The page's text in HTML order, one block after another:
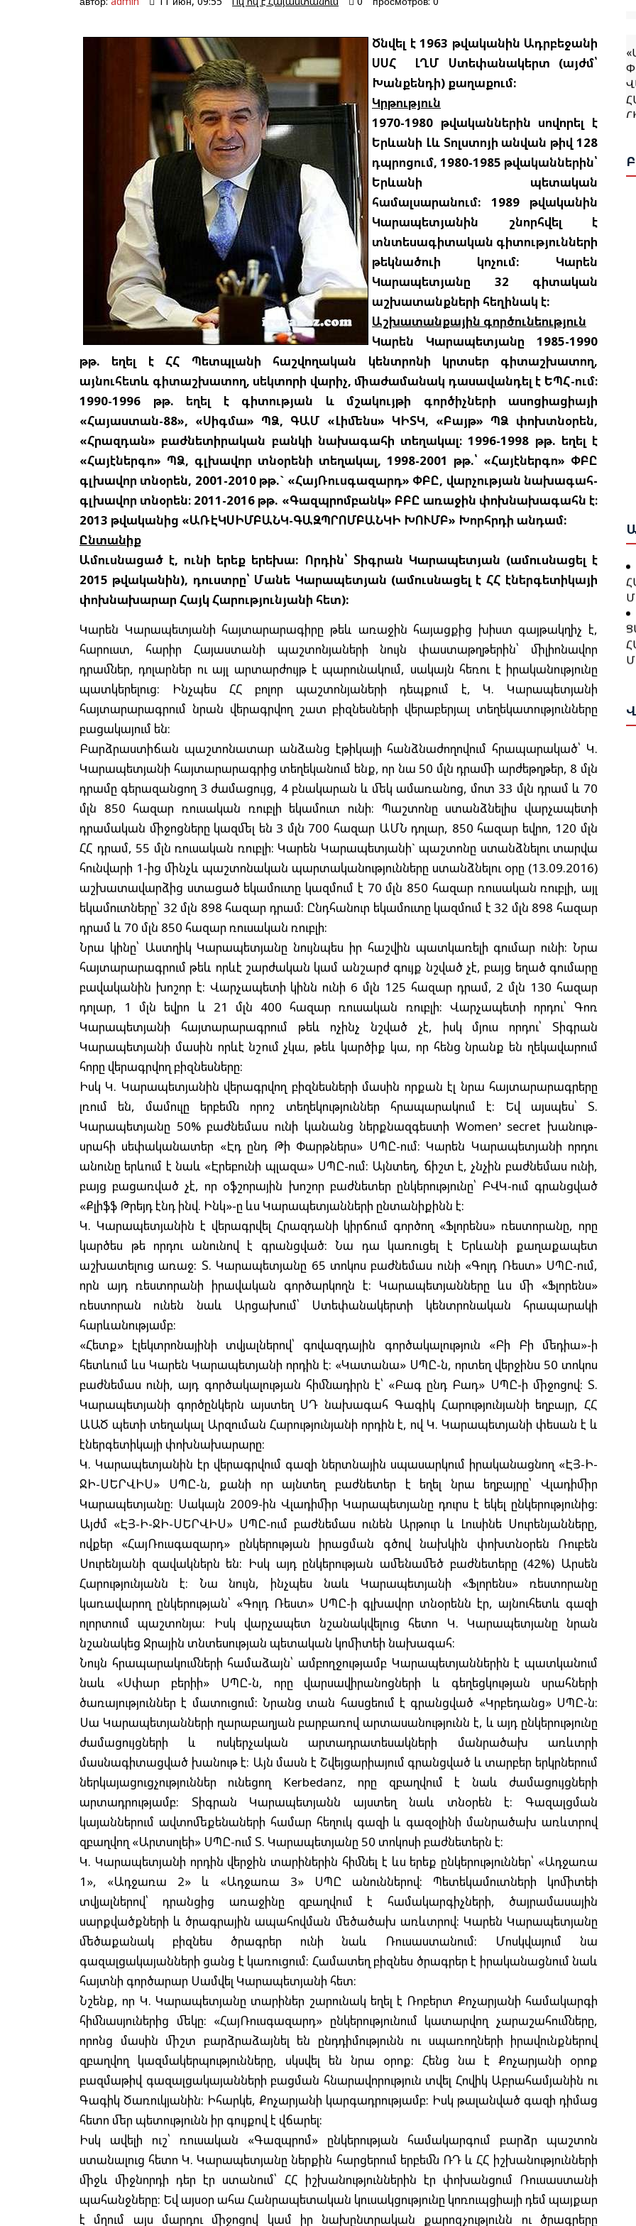
Ծնվել է 1963 թվականին Ադրբեջանի
ՍՍՀ ԼՂՄ Ստեփանակերտ (այժմ՝
Խանքենդի) քաղաքում:
Կրթություն
1970-1980 թվականներին սովորել է
Երևանի Լև Տոլստոյի անվան թիվ 128
դպրոցում, 1980-1985 թվականներին՝
Երևանի պետական
համալսարանում: 1989 թվականին
Կարապետյանին շնորհվել է
տնտեսագիտական գիտությունների
թեկնածուի կոչում: Կարեն
Կարապետյանը 32 գիտական
աշխատանքների հեղինակ է:
Աշխատանքային գործունեություն
Կարեն Կարապետյանը 1985-1990
թթ. եղել է ՀՀ Պետպլանի հաշվողական կենտրոնի կրտսեր գիտաշխատող,
այնուհետև գիտաշխատող, սեկտորի վարիչ, միաժամանակ դասավանդել է ԵՊՀ-ում։
1990-1996 թթ. եղել է գիտության և մշակույթի գործիչների ասոցիացիայի
«Հայաստան-88», «Սիգմա» ՊՁ, ԳԱՄ «Լիմենս» ԿԻՏԿ, «Բայթ» ՊՁ փոխտնօրեն,
«Հրազդան» բաժնետիրական բանկի նախագահի տեղակալ։ 1996-1998 թթ. եղել է
«Հայէներգո» ՊՁ, գլխավոր տնօրենի տեղակալ, 1998-2001 թթ.՝ «Հայէներգո» ՓԲԸ
գլխավոր տնօրեն, 2001-2010 թթ.` «ՀայՌուսգազարդ» ՓԲԸ, վարչության նախագահ-
գլխավոր տնօրեն։ 2011-2016 թթ. «Գազպրոմբանկ» ԲԲԸ առաջին փոխնախագահն է։
2013 թվականից «ԱՌԷԿՍԻՄԲԱՆԿ-ԳԱԶՊՐՈՄԲԱՆԿԻ ԽՈՒՄԲ» Խորհրդի անդամ:
Ընտանիք
Ամուսնացած է, ունի երեք երեխա: Որդին՝ Տիգրան Կարապետյան (ամուսնացել է
2015 թվականին), դուստրը՝ Մանե Կարապետյան (ամուսնացել է ՀՀ էներգետիկայի
փոխնախարար Հայկ Հարությունյանի հետ):
Կարեն Կարապետյանի հայտարարագիրը թեև առաջին հայացքից խիստ գայթակղիչ է,
հարուստ, հարիր Հայաստանի պաշտոնյաների նույն փաստաթղթերին՝ միլիոնավոր
դրամներ, դոլարներ ու այլ արտարժույթ է պարունակում, սակայն հեռու է իրականությունը
պատկերելուց: Ինչպես ՀՀ բոլոր պաշտոնյաների դեպքում է, Կ. Կարապետյանի
հայտարարագրում նրան վերագրվող շատ բիզնեսների վերաբերյալ տեղեկատությունները
բացակայում են:
Բարձրաստիճան պաշտոնատար անձանց էթիկայի հանձնաժողովում հրապարակած՝ Կ.
Կարապետյանի հայտարարագրից տեղեկանում ենք, որ նա 50 մլն դրամի արժեթղթեր, 8 մլն
դրամը գերազանցող 3 ժամացույց, 4 բնակարան և մեկ ամառանոց, մոտ 33 մլն դրամ և 70
մլն 850 հազար ռուսական ռուբլի եկամուտ ունի։ Պաշտոնը ստանձնելիս վարչապետի
դրամական միջոցները կազմել են 3 մլն 700 հազար ԱՄՆ դոլար, 850 հազար եվրո, 120 մլն
ՀՀ դրամ, 55 մլն ռուսական ռուբլի: Կարեն Կարապետյանի` պաշտոնը ստանձնելու տարվա
հունվարի 1-ից մինչև պաշտոնական պարտականությունները ստանձնելու օրը (13.09.2016)
աշխատավարձից ստացած եկամուտը կազմում է 70 մլն 850 հազար ռուսական ռուբլի, այլ
եկամուտները՝ 32 մլն 898 հազար դրամ: Ընդհանուր եկամուտը կազմում է 32 մլն 898 հազար
դրամ և 70 մլն 850 հազար ռուսական ռուբլի:
Նրա կինը՝ Աստղիկ Կարապետյանը նույնպես իր հաշվին պատկառելի գումար ունի: Նրա
հայտարարագրում թեև որևէ շարժական կամ անշարժ գույք նշված չէ, բայց եղած գումարը
բավականին խոշոր է: Վարչապետի կինն ունի 6 մլն 125 հազար դրամ, 2 մլն 130 հազար
դոլար, 1 մլն եվրո և 21 մլն 400 հազար ռուսական ռուբլի: Վարչապետի որդու՝ Գոռ
Կարապետյանի հայտարարագրում թեև ոչինչ նշված չէ, իսկ մյուս որդու՝ Տիգրան
Կարապետյանի մասին որևէ նշում չկա, թեև կարծիք կա, որ հենց նրանք են ղեկավարում
հորը վերագրվող բիզնեսները:
Իսկ Կ. Կարապետյանին վերագրվող բիզնեսների մասին որքան էլ նրա հայտարարագրերը
լռում են, մամուլը երբեմն որոշ տեղեկություններ հրապարակում է: Եվ այսպես՝ Տ.
Կարապետյանը 50% բաժնեմաս ունի կանանց ներքնազգեստի Women’ secret խանութ-
սրահի սեփականատեր «Էդ ընդ Թի Փարթներս» ՍՊԸ-ում: Կարեն Կարապետյանի որդու
անունը երևում է նաև «Էրեբունի պլազա» ՍՊԸ-ում: Այնտեղ, ճիշտ է, չնչին բաժնեմաս ունի,
բայց բացառված չէ, որ օֆշորային խոշոր բաժնետեր ընկերությունը՝ ԲՎԿ-ում գրանցված
«Քլիֆֆ Թրեյդ էնդ ինվ. Ինկ»-ը ևս Կարապետյանների ընտանիքինն է:
Կ. Կարապետյանին է վերագրվել Հրազդանի կիրճում գործող «Ֆլորենս» ռեստորանը, որը
կարծես թե որդու անունով է գրանցված: Նա դա կառուցել է Երևանի քաղաքապետ
աշխատելուց առաջ: Տ. Կարապետյանը 65 տոկոս բաժնեմաս ունի «Գոլդ Ռեստ» ՍՊԸ-ում,
որն այդ ռեստորանի իրավական գործարկողն է: Կարապետյանները ևս մի «Ֆլորենս»
ռեստորան ունեն նաև Արցախում՝ Ստեփանակերտի կենտրոնական հրապարակի
հարևանությամբ:
«Հետք» էլեկտրոնայինի տվյալներով՝ գովազդային գործակալություն «Բի Բի մեդիա»-ի
հետևում ևս Կարեն Կարապետյանի որդին է: «Կատանա» ՍՊԸ-ն, որտեղ վերջինս 50 տոկոս
բաժնեմաս ունի, այդ գործակալության հիմնադիրն է՝ «Բագ ընդ Բադ» ՍՊԸ-ի միջոցով: Տ.
Կարապետյանի գործընկերն այստեղ ՍԴ նախագահ Գագիկ Հարությունյանի եղբայր, ՀՀ
ԱԱԾ պետի տեղակալ Արզուման Հարությունյանի որդին է, ով Կ. Կարապետյանի փեսան է և
էներգետիկայի փոխնախարարը:
Կ. Կարապետյանին էր վերագրվում գազի ներտնային սպասարկում իրականացնող «ԷՅ-Ի-
ՋԻ-ՍԵՐՎԻՍ» ՍՊԸ-ն, քանի որ այնտեղ բաժնետեր է եղել նրա եղբայրը՝ Վլադիմիր
Կարապետյանը: Սակայն 2009-ին Վլադիմիր Կարապետյանը դուրս է եկել ընկերությունից:
Այժմ «ԷՅ-Ի-ՋԻ-ՍԵՐՎԻՍ» ՍՊԸ-ում բաժնեմաս ունեն Արթուր և Լուսինե Սուրենյանները,
ովքեր «ՀայՌուսգազարդ» ընկերության իրացման գծով նախկին փոխտնօրեն Ռուբեն
Սուրենյանի զավակներն են: Իսկ այդ ընկերության ամենամեծ բաժնետերը (42%) Արսեն
Հարությունյանն է: Նա նույն, ինչպես նաև Կարապետյանի «Ֆլորենս» ռեստորանը
կառավարող ընկերության՝ «Գոլդ Ռեստ» ՍՊԸ-ի գլխավոր տնօրենն էր, այնուհետև գազի
ոլորտում պաշտոնյա: Իսկ վարչապետ նշանակվելուց հետո Կ. Կարապետյանը նրան
նշանակեց Ջրային տնտեսության պետական կոմիտեի նախագահ:
Նույն հրապարակումների համաձայն՝ ամբողջությամբ Կարապետյաններին է պատկանում
նաև «Սփար բերիի» ՍՊԸ-ն, որը վարսավիրանոցների և գեղեցկության սրահների
ծառայություններ է մատուցում: Նրանց տան հասցեում է գրանցված «Կրբեդանց» ՍՊԸ-ն:
Սա Կարապետյանների ղարաբաղյան բարբառով արտասանությունն է, և այդ ընկերությունը
ժամացույցների և ոսկերչական արտադրատեսակների մանրածախ առևտրի
մասնագիտացված խանութ է: Այն մասն է Շվեյցարիայում գրանցված և տարբեր երկրներում
ներկայացուցչություններ ունեցող Kerbedanz, որը զբաղվում է նաև ժամացույցների
արտադրությամբ: Տիգրան Կարապետյանն այստեղ նաև տնօրեն է: Գազալցման
կայաններում ավտոմեքենաների համար հեղուկ գազի և գազօլինի մանրածախ առևտրով
զբաղվող «Արտսոլեի» ՍՊԸ-ում Տ. Կարապետյանը 50 տոկոսի բաժնետերն է:
Կ. Կարապետյանի որդին վերջին տարիներին հիմնել է ևս երեք ընկերություններ՝ «Ադջառա
1», «Ադջառա 2» և «Ադջառա 3» ՍՊԸ անուններով: Պետեկամուտների կոմիտեի
տվյալներով՝ դրանցից առաջինը զբաղվում է համակարգիչների, ծայրամասային
սարքվածքների և ծրագրային ապահովման մեծածախ առևտրով: Կարեն Կարապետյանը
մեծաքանակ բիզնես ծրագրեր ունի նաև Ռուսաստանում: Մոսկվայում նա
գազալցակայանների ցանց է կառուցում: Համատեղ բիզնես ծրագրեր է իրականացնում նաև
հայտնի գործարար Սամվել Կարապետյանի հետ:
Նշենք, որ Կ. Կարապետյանը տարիներ շարունակ եղել է Ռոբերտ Քոչարյանի համակարգի
հիմնասյուներից մեկը: «ՀայՌուսգազարդ» ընկերությունում կատարվող չարաշահումները,
որոնց մասին միշտ բարձրաձայնել են ընդդիմությունն ու սպառողների իրավունքներով
զբաղվող կազմակերպությունները, սկսվել են նրա օրոք: Հենց նա է Քոչարյանի օրոք
բազմաթիվ գազալցակայանների բացման հնարավորություն տվել Հովիկ Աբրահամյանին ու
Գագիկ Ծառուկյանին: Իհարկե, Քոչարյանի կարգադրությամբ: Իսկ թալանված գազի դիմաց
հետո մեր պետությունն իր գույքով է վճարել:
Իսկ ավելի ուշ՝ ռուսական «Գազպրոմ» ընկերության համակարգում բարձր պաշտոն
ստանալուց հետո Կ. Կարապետյանը ներքին հարցերում երբեմն ՌԴ և ՀՀ իշխանությունների
միջև միջնորդի դեր էր ստանում՝ ՀՀ իշխանություններին էր փոխանցում Ռուսաստանի
պահանջները: Եվ այսօր ահա Հանրապետական կուսակցությունը կոռուպցիայի դեմ պայքար
է մղում այս մարդու միջոցով կամ իր նախընտրական քարոզչությունն ու ծրագրերը